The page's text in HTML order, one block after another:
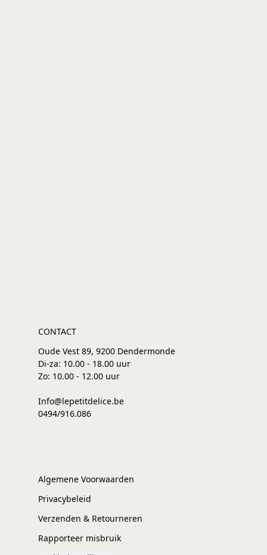
CONTACT
Oude Vest 89, 9200 Dendermonde
Di-za: 10.00 - 18.00 uur
Zo: 10.00 - 12.00 uur
Info@lepetitdelice.be
0494/916.086
Algemene Voorwaarden
Privacybeleid
Verzenden & Retourneren
Rapporteer misbruik